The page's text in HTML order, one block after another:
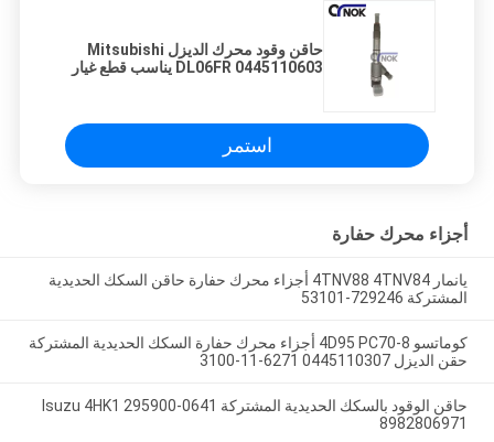
حاقن وقود محرك الديزل Mitsubishi
DL06FR 0445110603 يناسب قطع غيار
استمر
أجزاء محرك حفارة
يانمار 4TNV88 4TNV84 أجزاء محرك حفارة حاقن السكك الحديدية
المشتركة 729246-53101
كوماتسو 4D95 PC70-8 أجزاء محرك حفارة السكك الحديدية المشتركة
حقن الديزل 0445110307 6271-11-3100
حاقن الوقود بالسكك الحديدية المشتركة Isuzu 4HK1 295900-0641
8982806971